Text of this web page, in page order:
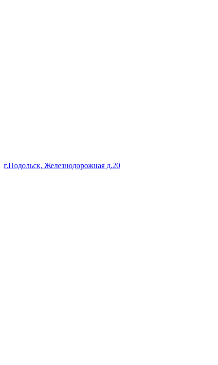
г.Подольск, Железнодорожная д.20